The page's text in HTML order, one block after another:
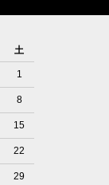
土
1
8
15
22
29